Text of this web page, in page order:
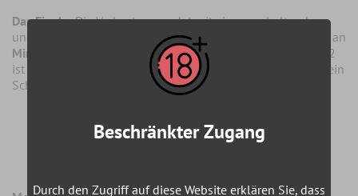
Das Finale:Die Verkostung endet mit einem anhaltenden
und eleganten Finale, das eine unvergessliche Erinnerung an
Mineralität
hinterlässt. Der Rose & Gold 2022
ist eine wahre Signatur von
Terroir und Handwerkskunst
, ein
Schatz zum Genießen und Teilen.
Merkmale
Beschränkter Zugang
Durch den Zugriff auf diese Website erklären Sie, dass